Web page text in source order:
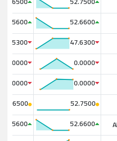
52.6600
52.5600
47.6300
47.5300
0.0000
0.0000
0.0000
0.0000
52.7500
52.6500
52.6600
52.5600